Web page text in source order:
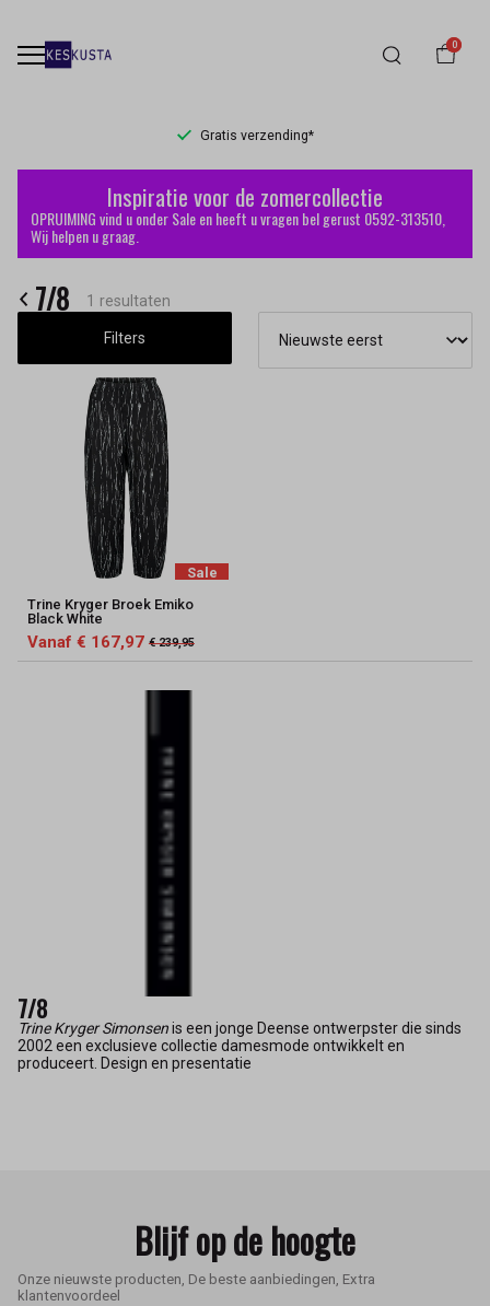
0
Gratis verzending*
7/8
Keskusta
Inspiratie voor de zomercollectie
OPRUIMING vind u onder Sale en heeft u vragen bel gerust 0592-313510,
Wij helpen u graag.
7/8 1 resultaten
Filters
Sale
Trine Kryger Broek Emiko
Black White
Vanaf € 167,97 € 239,95
7/8
Trine Kryger Simonsenis een jonge Deense ontwerpster die sinds
2002 een exclusieve collectie damesmode ontwikkelt en
produceert. Design en presentatie
Blijf op de hoogte
Onze nieuwste producten, De beste aanbiedingen, Extra
klantenvoordeel